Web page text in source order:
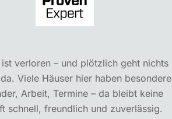
verloren – und plötzlich geht nichts
Viele Häuser hier haben besondere
Arbeit, Termine – da bleibt keine
schnell, freundlich und zuverlässig.